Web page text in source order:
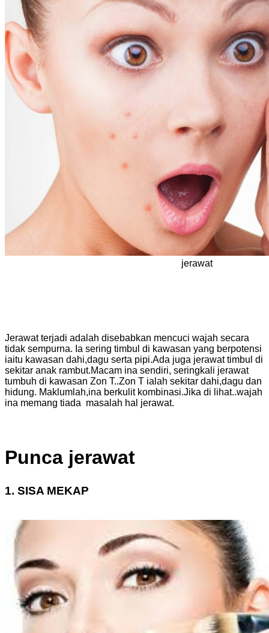
jerawat
Jerawat terjadi adalah disebabkan mencuci wajah secara
tidak sempurna. Ia sering timbul di kawasan yang berpotensi
iaitu kawasan dahi,dagu serta pipi.Ada juga jerawat timbul di
sekitar anak rambut.Macam ina sendiri, seringkali jerawat
tumbuh di kawasan Zon T..Zon T ialah sekitar dahi,dagu dan
hidung. Maklumlah,ina berkulit kombinasi.Jika di lihat..wajah
ina memang tiada masalah hal jerawat.
Punca jerawat
1. SISA MEKAP